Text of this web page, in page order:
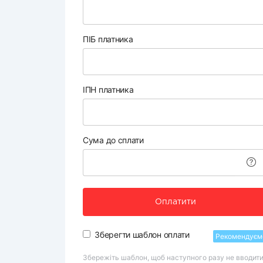
ПІБ платника
ІПН платника
Сума до сплати
Оплатити
Зберегти шаблон оплати
Збережіть шаблон, щоб наступного разу не вводити